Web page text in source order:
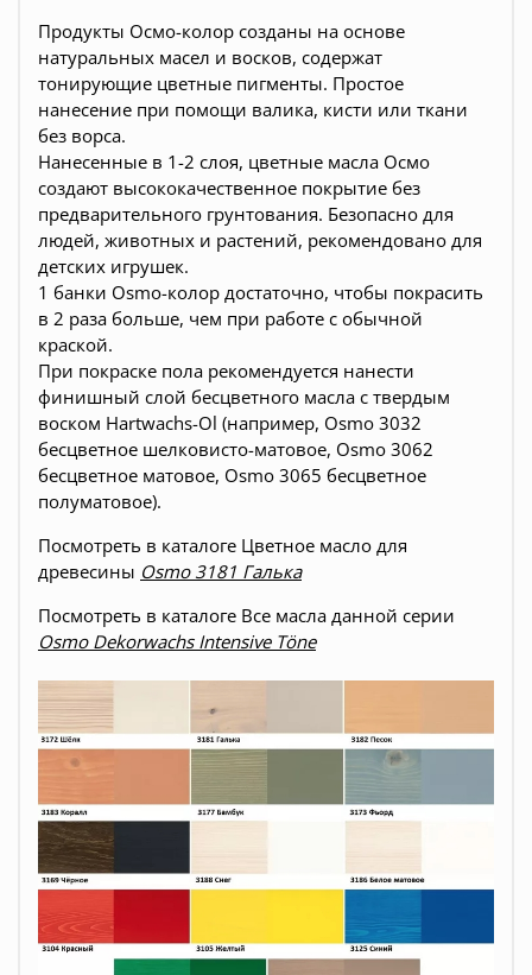
Продукты Осмо-колор созданы на основе
натуральных масел и восков, содержат
тонирующие цветные пигменты. Простое
нанесение при помощи валика, кисти или ткани
без ворса.
Нанесенные в 1-2 слоя, цветные масла Осмо
создают высококачественное покрытие без
предварительного грунтования. Безопасно для
людей, животных и растений, рекомендовано для
детских игрушек.
1 банки Osmo-колор достаточно, чтобы покрасить
в 2 раза больше, чем при работе с обычной
краской.
При покраске пола рекомендуется нанести
финишный слой бесцветного масла с твердым
воском Hartwachs-Ol (например, Osmo 3032
бесцветное шелковисто-матовое, Osmo 3062
бесцветное матовое, Osmo 3065 бесцветное
полуматовое).
Посмотреть в каталоге Цветное масло для
древесины Osmo 3181 Галька
Посмотреть в каталоге Все масла данной серии
Osmo Dekorwachs Intensive Töne